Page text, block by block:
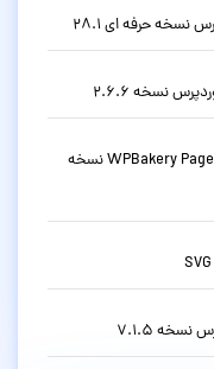
افزونه صفحه ساز و ویرایشگر دیداری WPBakery Page Builder نسخه